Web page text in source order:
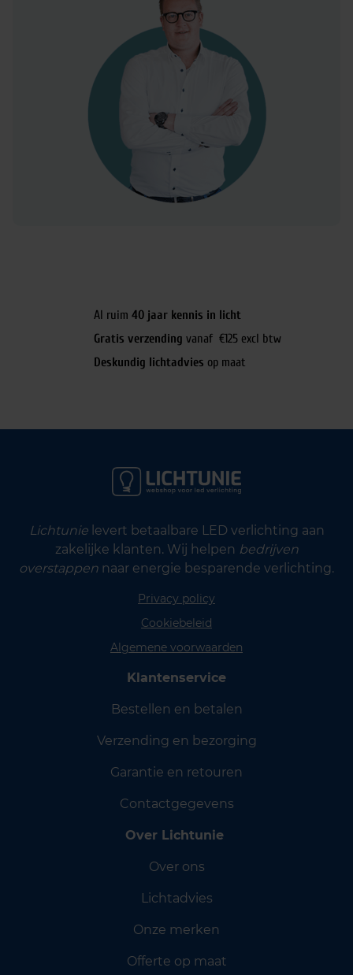
Al ruim 40 jaar kennis in licht
Gratis verzending vanaf €125 excl btw
Deskundig lichtadvies op maat
Lichtunielevert betaalbare LED verlichting aan
zakelijke klanten. Wij helpen bedrijven
overstappen naar energie besparende verlichting.
Privacy policy
Cookiebeleid
Algemene voorwaarden
Klantenservice
Bestellen en betalen
Verzending en bezorging
Garantie en retouren
Contactgegevens
Over Lichtunie
Over ons
Lichtadvies
Onze merken
Offerte op maat